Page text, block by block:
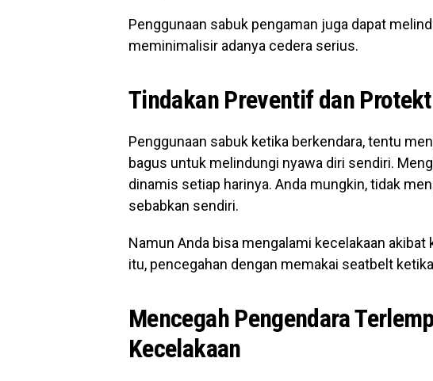
Penggunaan sabuk pengaman juga dapat
meminimalisir adanya cedera serius.
Tindakan Preventif dan
Penggunaan sabuk ketika berkendara, tentu
bagus untuk melindungi nyawa diri sendiri.
dinamis setiap harinya. Anda mungkin, tidak
sebabkan sendiri.
Namun Anda bisa mengalami kecelakaan akibat
itu, pencegahan dengan memakai seatbelt
Mencegah Pengendara
Kecelakaan